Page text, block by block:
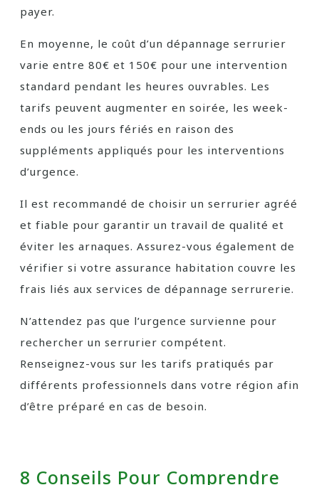
payer.
En moyenne, le coût d’un dépannage serrurier
varie entre 80€ et 150€ pour une intervention
standard pendant les heures ouvrables. Les
tarifs peuvent augmenter en soirée, les week-
ends ou les jours fériés en raison des
suppléments appliqués pour les interventions
d’urgence.
Il est recommandé de choisir un serrurier agréé
et fiable pour garantir un travail de qualité et
éviter les arnaques. Assurez-vous également de
vérifier si votre assurance habitation couvre les
frais liés aux services de dépannage serrurerie.
N’attendez pas que l’urgence survienne pour
rechercher un serrurier compétent.
Renseignez-vous sur les tarifs pratiqués par
différents professionnels dans votre région afin
d’être préparé en cas de besoin.
8 Conseils Pour Comprendre